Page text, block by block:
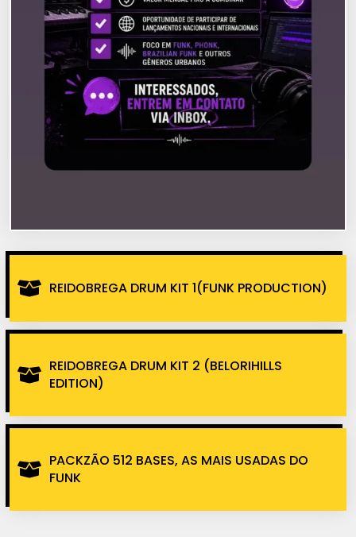
REIDOBREGA DRUM KIT 1(FUNK PRODUCTION)
REIDOBREGA DRUM KIT 2 (BELORIHILLS
EDITION)
PACKZÃO 512 BASES, AS MAIS USADAS DO
FUNK